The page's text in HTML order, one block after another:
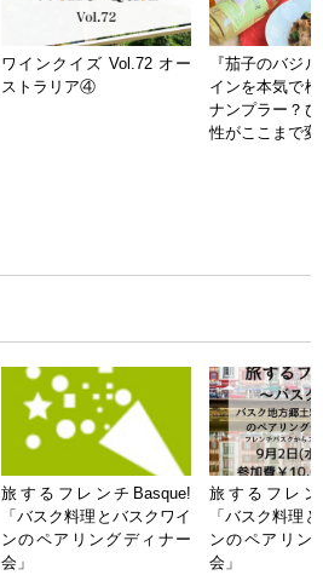
ワインクイズ Vol.72 オー
ストラリア④
『茄子のバジ
インを本気で
ナンプラー？
性がここまで
旅するフレンチBasque!
「バスク料理とバスクワイ
ンのペアリングディナー
会」
旅するフレン
「バスク料理
ンのペアリン
会」